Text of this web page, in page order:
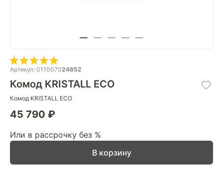
Артикул: 011007024852
Комод KRISTALL ECO
Комод KRISTALL ECO
45 790 ₽
Или в рассрочку без %
В корзину